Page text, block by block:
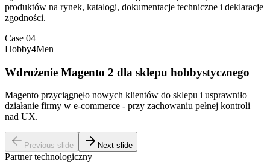
produktów na rynek, katalogi, dokumentacje techniczne i deklaracje
zgodności.
Case 04
Hobby4Men
Wdrożenie Magento 2 dla sklepu hobbystycznego
Magento przyciągnęło nowych klientów do sklepu i usprawniło
działanie firmy w e-commerce - przy zachowaniu pełnej kontroli
nad UX.
Previous slide Next slide
Partner technologiczny